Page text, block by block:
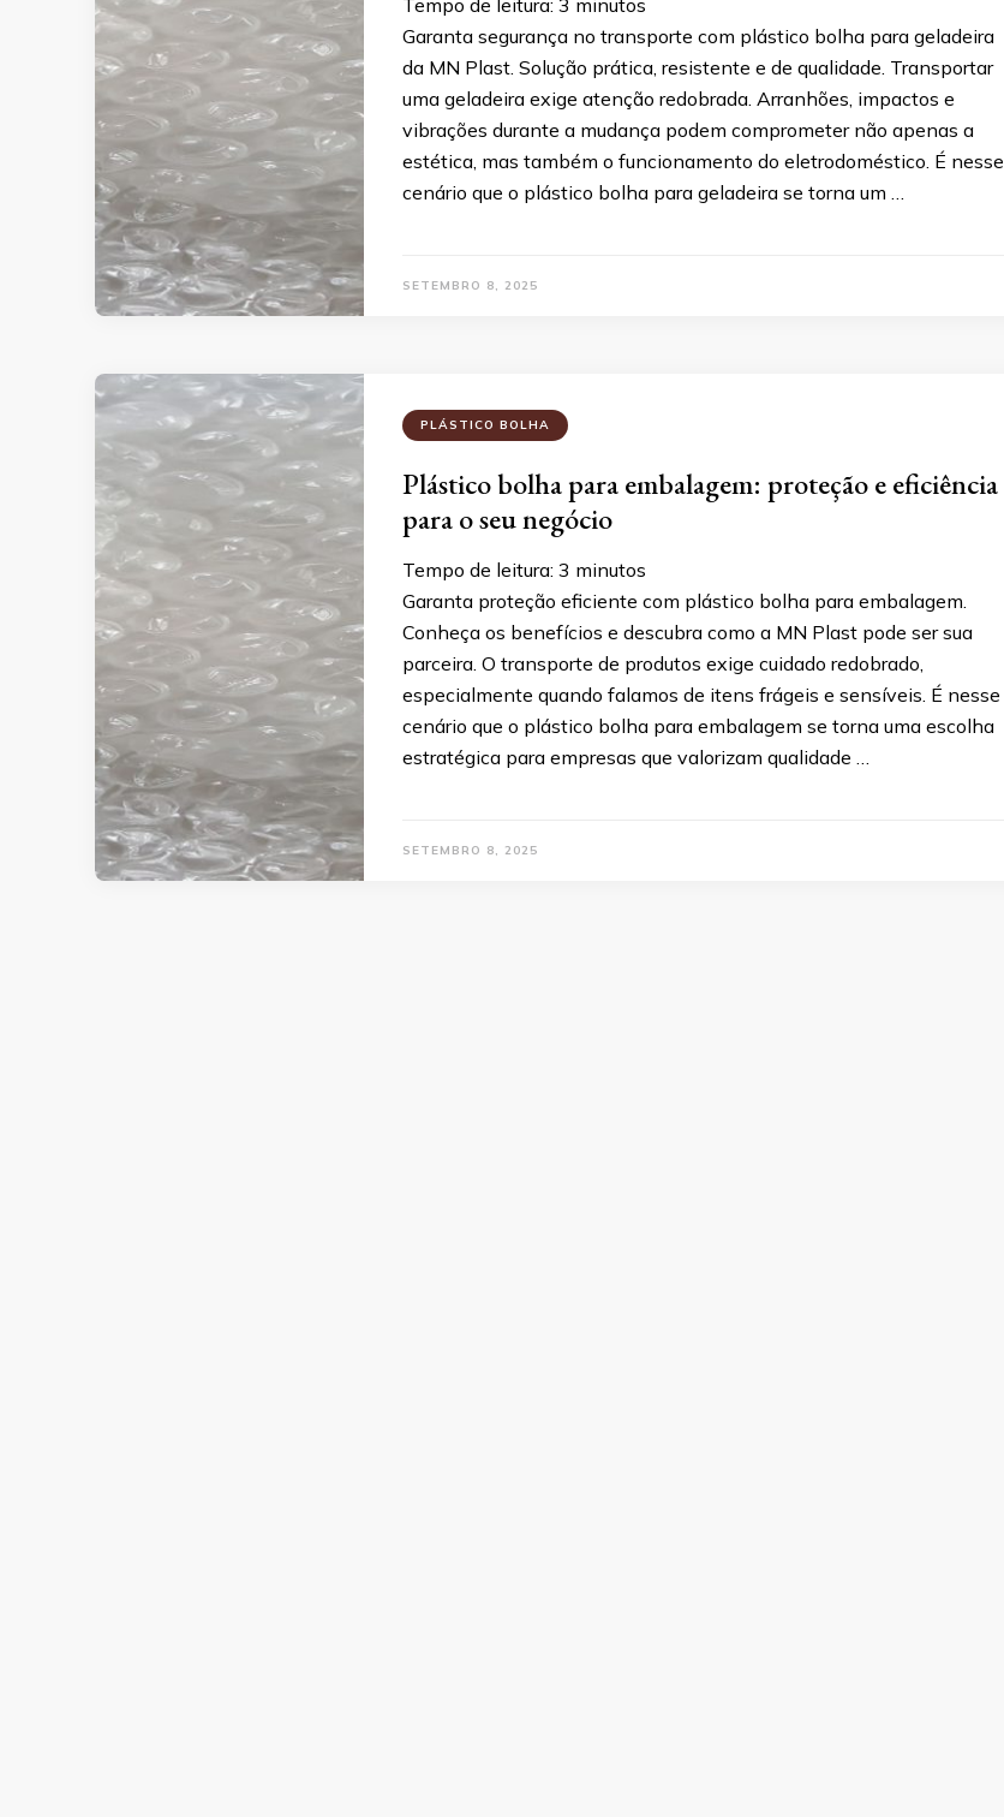
Tempo de leitura: 3 minutos
Garanta segurança no transporte com plástico bolha para geladeira
da MN Plast. Solução prática, resistente e de qualidade. Transportar
uma geladeira exige atenção redobrada. Arranhões, impactos e
vibrações durante a mudança podem comprometer não apenas a
estética, mas também o funcionamento do eletrodoméstico. É nesse
cenário que o plástico bolha para geladeira se torna um …
SETEMBRO 8, 2025
PLÁSTICO BOLHA
Plástico bolha para embalagem: proteção e eficiência
para o seu negócio
Tempo de leitura: 3 minutos
Garanta proteção eficiente com plástico bolha para embalagem.
Conheça os benefícios e descubra como a MN Plast pode ser sua
parceira. O transporte de produtos exige cuidado redobrado,
especialmente quando falamos de itens frágeis e sensíveis. É nesse
cenário que o plástico bolha para embalagem se torna uma escolha
estratégica para empresas que valorizam qualidade …
SETEMBRO 8, 2025